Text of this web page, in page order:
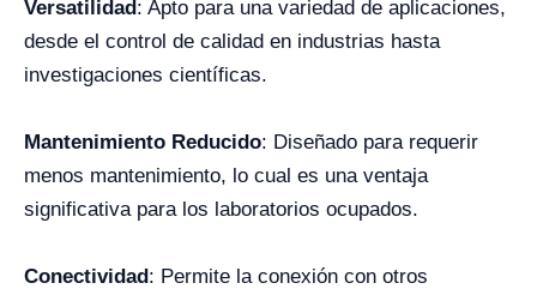
Versatilidad: Apto para una variedad de aplicaciones,
desde el control de calidad en industrias hasta
investigaciones científicas.
Mantenimiento Reducido: Diseñado para requerir
menos mantenimiento, lo cual es una ventaja
significativa para los laboratorios ocupados.
Conectividad: Permite la conexión con otros